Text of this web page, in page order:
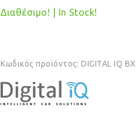
Διαθέσιμο! | In Stock!
Κωδικός προϊόντος:DIGITAL IQ